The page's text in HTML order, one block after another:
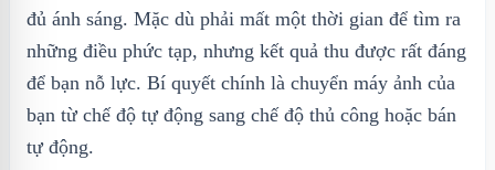
đủ ánh sáng. Mặc dù phải mất một thời gian để tìm ra
những điều phức tạp, nhưng kết quả thu được rất đáng
để bạn nỗ lực. Bí quyết chính là chuyển máy ảnh của
bạn từ chế độ tự động sang chế độ thủ công hoặc bán
tự động.